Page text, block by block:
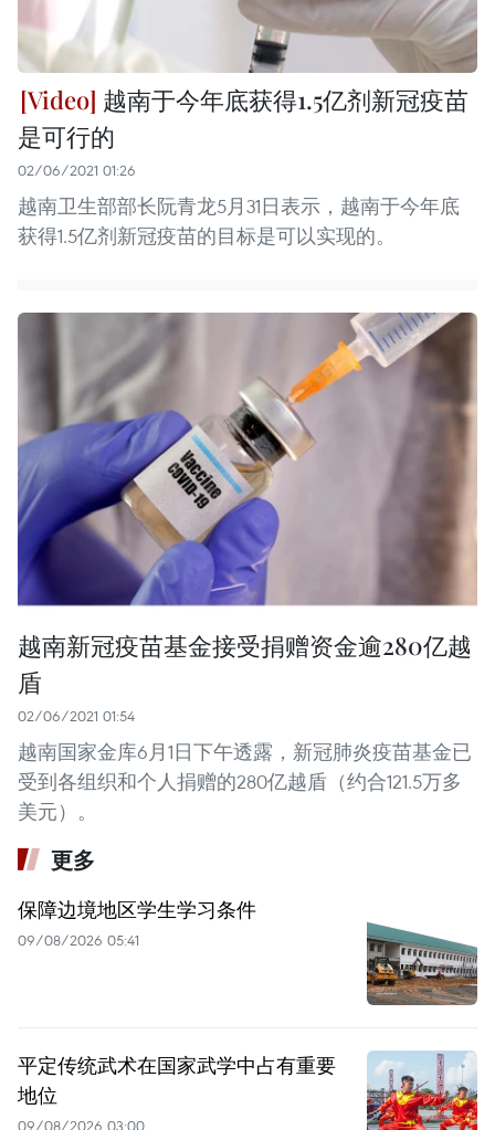
越南于今年底获得1.5亿剂新冠疫苗
是可行的
02/06/2021 01:26
越南卫生部部长阮青龙5月31日表示，越南于今年底
获得1.5亿剂新冠疫苗的目标是可以实现的。
越南新冠疫苗基金接受捐赠资金逾280亿越
盾
02/06/2021 01:54
越南国家金库6月1日下午透露，新冠肺炎疫苗基金已
受到各组织和个人捐赠的280亿越盾（约合121.5万多
美元）。
更多
保障边境地区学生学习条件
09/08/2026 05:41
平定传统武术在国家武学中占有重要
地位
09/08/2026 03:00